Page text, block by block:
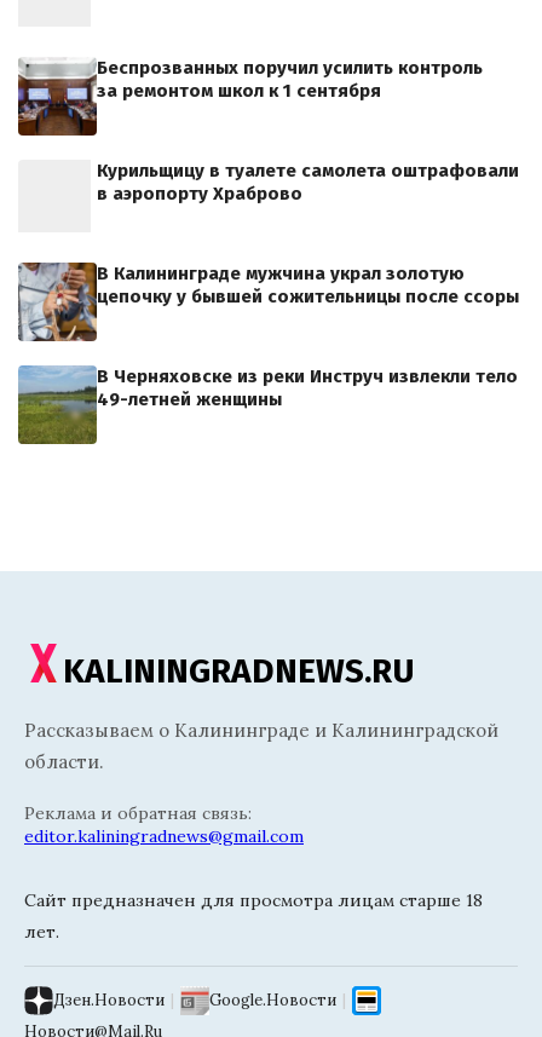
Беспрозванных поручил усилить контроль
за ремонтом школ к 1 сентября
Курильщицу в туалете самолета оштрафовали
в аэропорту Храброво
В Калининграде мужчина украл золотую
цепочку у бывшей сожительницы после ссоры
В Черняховске из реки Инструч извлекли тело
49-летней женщины
KALININGRADNEWS.RU
Рассказываем о Калининграде и Калининградской
области.
Реклама и обратная связь:
editor.kaliningradnews@gmail.com
Сайт предназначен для просмотра лицам старше 18
лет.
Дзен.Новости | Google.Новости |
Новости@Mail.Ru